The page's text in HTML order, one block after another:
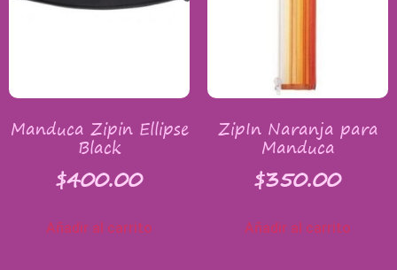
Manduca Zipin Ellipse
Black
$400.00
Añadir al carrito
ZipIn Naranja para
Manduca
$350.00
Añadir al carrito